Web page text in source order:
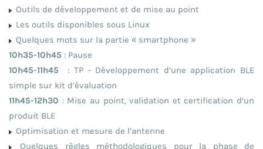
Outils de développement et de mise au point
Les outils disponibles sous Linux
Quelques mots sur la partie « smartphone »
10h35-10h45 : Pause
10h45-11h45
: TP - Développement d’une application BLE
simple sur kit d’évaluation
11h45-12h30 : Mise au point, validation et certification d’un
produit BLE
Optimisation et mesure de l’antenne
Quelques règles méthodologiques pour la phase de